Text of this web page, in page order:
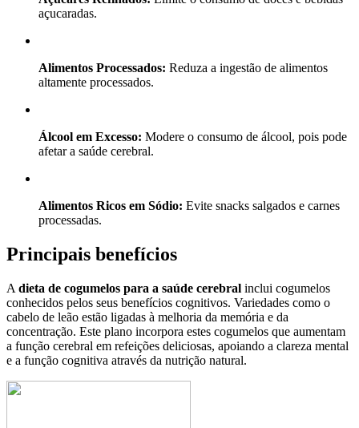
açucaradas.
Alimentos Processados: Reduza a ingestão de alimentos
altamente processados.
Álcool em Excesso: Modere o consumo de álcool, pois pode
afetar a saúde cerebral.
Alimentos Ricos em Sódio: Evite snacks salgados e carnes
processadas.
Principais benefícios
A dieta de cogumelos para a saúde cerebral inclui cogumelos
conhecidos pelos seus benefícios cognitivos. Variedades como o
cabelo de leão estão ligadas à melhoria da memória e da
concentração. Este plano incorpora estes cogumelos que aumentam
a função cerebral em refeições deliciosas, apoiando a clareza mental
e a função cognitiva através da nutrição natural.